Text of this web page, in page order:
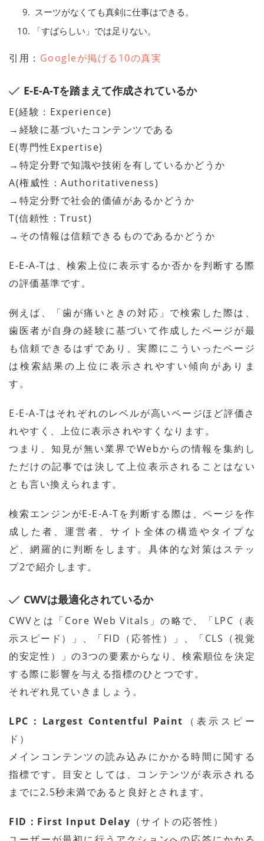
スーツがなくても真剣に仕事はできる。
「すばらしい」では足りない。
引用： Googleが掲げる10の真実
E-E-A-Tを踏まえて作成されているか
E(経験：Experience)
→経験に基づいたコンテンツである
E(専門性Expertise)
→特定分野で知識や技術を有しているかどうか
A(権威性：Authoritativeness)
→特定分野で社会的価値があるかどうか
T(信頼性：Trust)
→その情報は信頼できるものであるかどうか
E-E-A-Tは、検索上位に表示するか否かを判断する際
の評価基準です。
例えば、「歯が痛いときの対応」で検索した際は、
歯医者が自身の経験に基づいて作成したページが最
も信頼できるはずであり、実際にこういったページ
は検索結果の上位に表示されやすい傾向がありま
す。
E-E-A-Tはそれぞれのレベルが高いページほど評価さ
れやすく、上位に表示されやすくなります。
つまり、知見が無い業界でWebからの情報を集約し
ただけの記事では決して上位表示されることはない
とも言い換えられます。
検索エンジンがE-E-A-Tを判断する際は、ページを作
成した者、運営者、サイト全体の構造やタイプな
ど、網羅的に判断をします。具体的な対策はステッ
プ2で紹介します。
CWVは最適化されているか
CWVとは「Core Web Vitals」の略で、「LPC（表
示スピード）」、「FID（応答性）」、「CLS（視覚
的安定性）」の3つの要素からなり、検索順位を決定
する際に影響を与える指標のひとつです。
それぞれ見ていきましょう。
LPC：Largest Contentful Paint （表示スピー
ド）
メインコンテンツの読み込みにかかる時間に関する
指標です。目安としては、コンテンツが表示される
までに2.5秒未満であると良好とされます。
FID：First Input Delay （サイトの応答性）